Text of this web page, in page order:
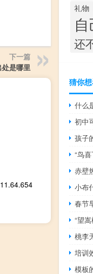
下一篇
是哪里
礼物
还
猜你
初中
孩子
“鸟
赤壁
小布
春节
“望
桃李
培训
模板